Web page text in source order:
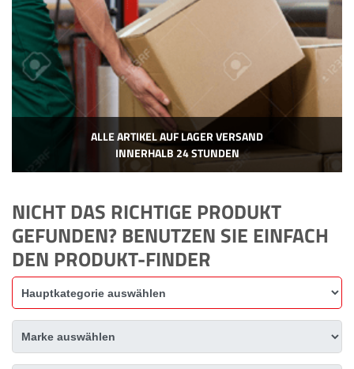
ALLE ARTIKEL AUF LAGER VERSAND
INNERHALB 24 STUNDEN
NICHT DAS RICHTIGE PRODUKT
GEFUNDEN? BENUTZEN SIE EINFACH
DEN PRODUKT-FINDER